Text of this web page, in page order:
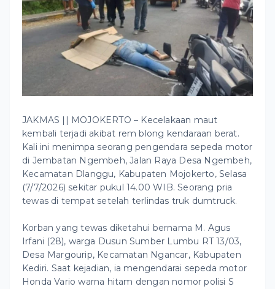
JAKMAS || MOJOKERTO – Kecelakaan maut
kembali terjadi akibat rem blong kendaraan berat.
Kali ini menimpa seorang pengendara sepeda motor
di Jembatan Ngembeh, Jalan Raya Desa Ngembeh,
Kecamatan Dlanggu, Kabupaten Mojokerto, Selasa
(7/7/2026) sekitar pukul 14.00 WIB. Seorang pria
tewas di tempat setelah terlindas truk dumtruck.
Korban yang tewas diketahui bernama M. Agus
Irfani (28), warga Dusun Sumber Lumbu RT 13/03,
Desa Margourip, Kecamatan Ngancar, Kabupaten
Kediri. Saat kejadian, ia mengendarai sepeda motor
Honda Vario warna hitam dengan nomor polisi S